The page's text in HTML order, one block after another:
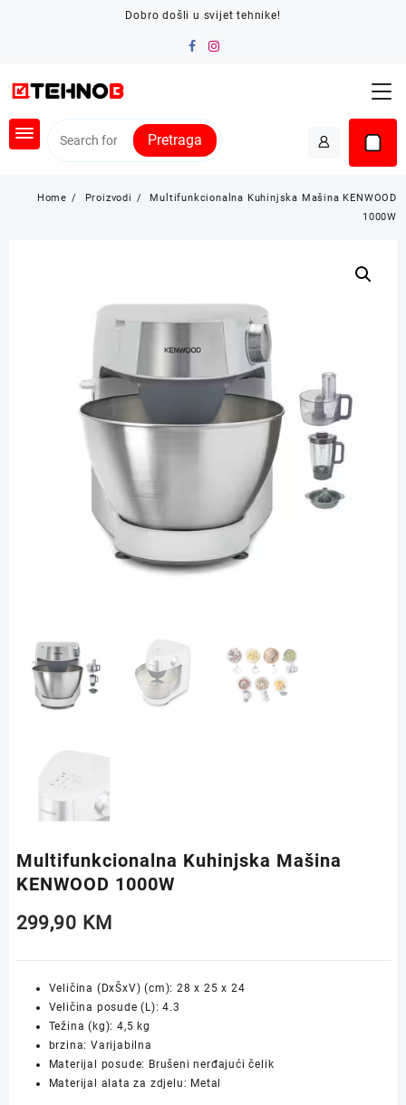
Dobro došli u svijet tehnike!
Pretraga
Home Proizvodi
Multifunkcionalna Kuhinjska Mašina KENWOOD
1000W
Multifunkcionalna Kuhinjska Mašina
KENWOOD 1000W
299,90 KM
Veličina (DxŠxV) (cm): 28 x 25 x 24
Veličina posude (L):4.3
Težina (kg): 4,5 kg
brzina: Varijabilna
Materijal posude: Brušeni nerđajući čelik
Materijal alata za zdjelu: Metal